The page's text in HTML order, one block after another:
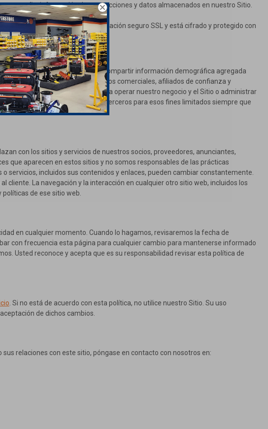
información de transacciones y datos almacenados en nuestro Sitio.
a través de un canal de comunicación seguro SSL y está cifrado y protegido con
de los usuarios. Podemos compartir información demográfica agregada
y usuarios con nuestros socios comerciales, afiliados de confianza y
de servicios para ayudarnos a operar nuestro negocio y el Sitio o administrar
su información con estos terceros para esos fines limitados siempre que
con los sitios y servicios de nuestros socios, proveedores, anunciantes,
que aparecen en estos sitios y no somos responsables de las prácticas
servicios, incluidos sus contenidos y enlaces, pueden cambiar constantemente.
cliente. La navegación y la interacción en cualquier otro sitio web, incluidos los
de ese sitio web.
en cualquier momento. Cuando lo hagamos, revisaremos la fecha de
con frecuencia esta página para cualquier cambio para mantenerse informado
Usted reconoce y acepta que es su responsabilidad revisar esta política de
. Si no está de acuerdo con esta política, no utilice nuestro Sitio. Su uso
de dichos cambios.
relaciones con este sitio, póngase en contacto con nosotros en: